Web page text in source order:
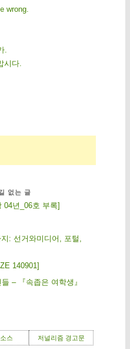
wrong.
.
시다.
없는 글
04년_06호 부록]
: 선거와미디어, 포털,
140901]
– 『속좁은 여학생』
스 저널리즘 경고문